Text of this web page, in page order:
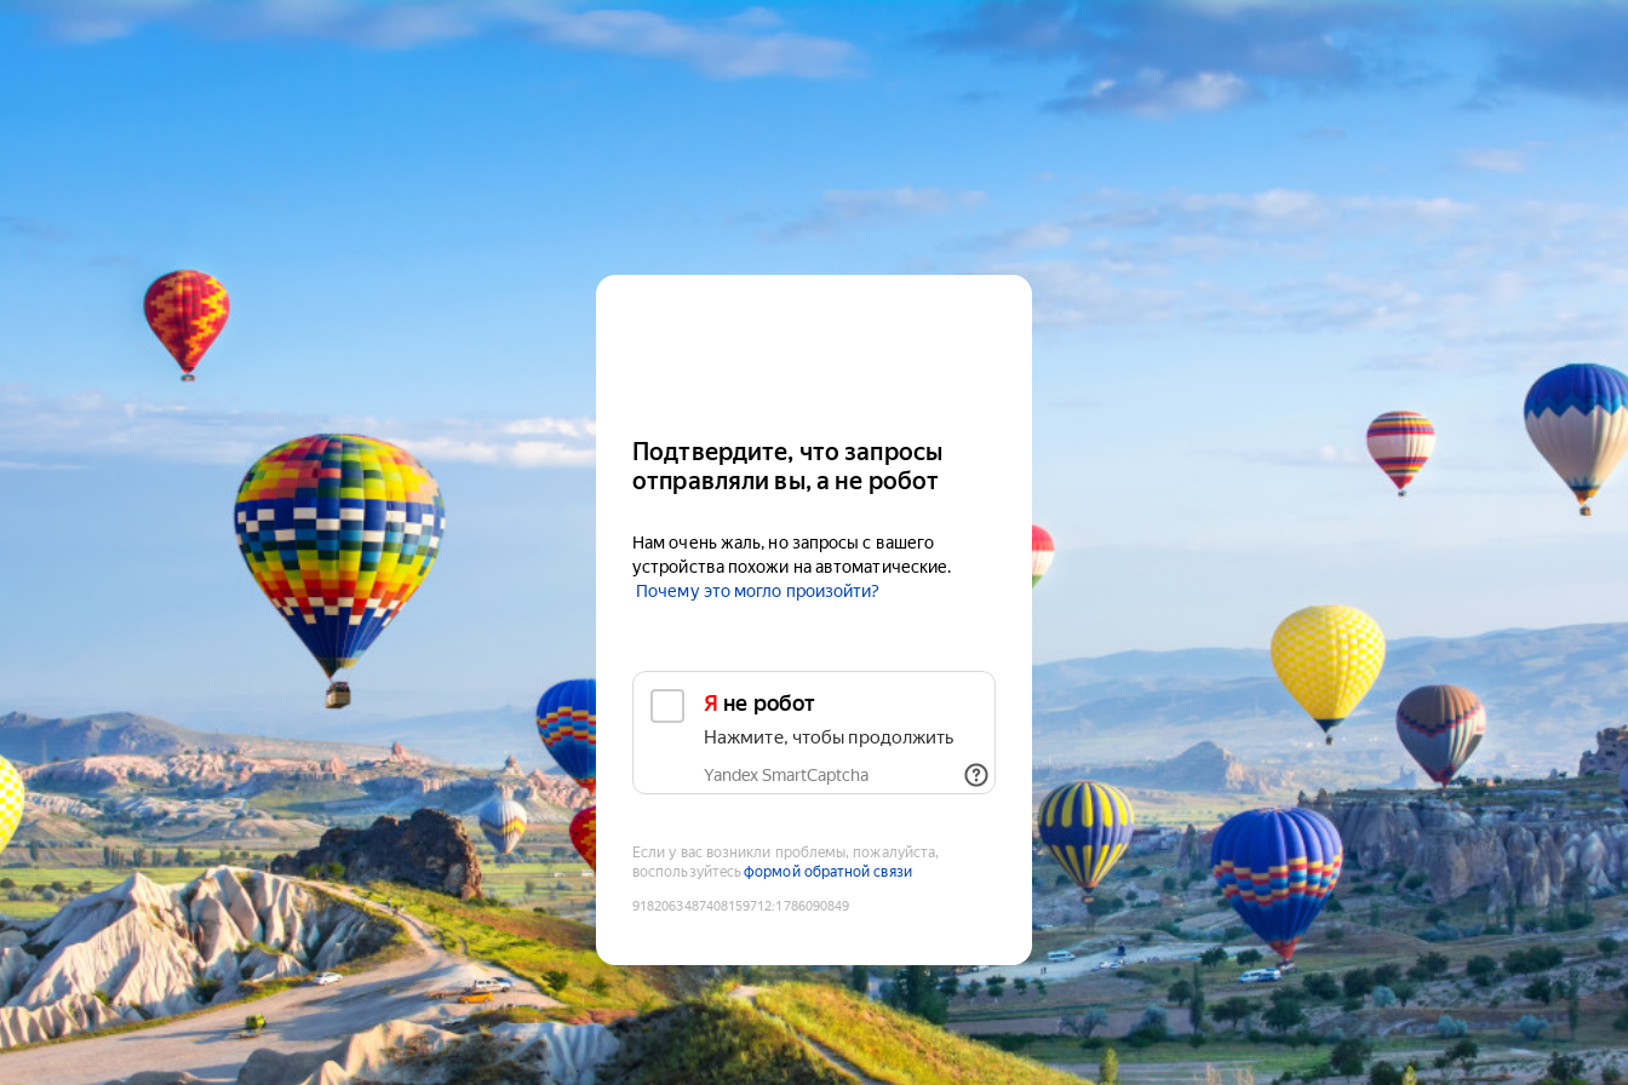
Подтвердите, что запросы
отправляли вы, а не робот
Нам очень жаль, но запросы с вашего
устройства похожи на автоматические.
Почему это могло произойти?
Я не робот
Нажмите, чтобы продолжить
Yandex SmartCaptcha
Если у вас возникли проблемы, пожалуйста,
воспользуйтесьформой обратной связи
9182063487408159712:1786090849